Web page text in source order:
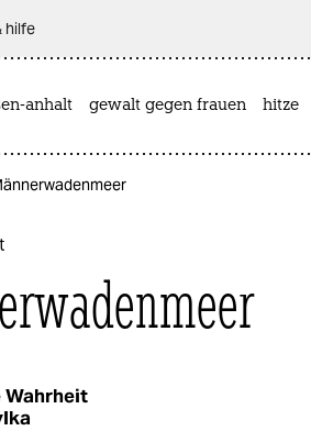
hilfe
anhalt gewalt gegen frauen hitze
Wahrheit